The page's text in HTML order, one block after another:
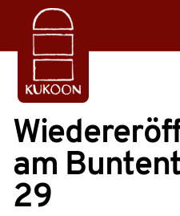
am
29